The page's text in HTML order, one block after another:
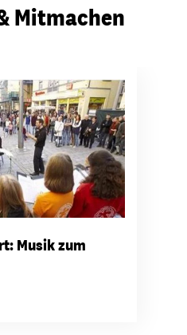
Mitmachen
Musik zum